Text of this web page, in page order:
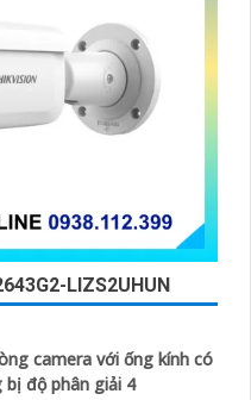
LIZS2UHUN
camera với ống kính có
độ phân giải 4